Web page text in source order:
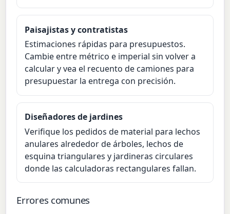
Paisajistas y contratistas
Estimaciones rápidas para presupuestos.
Cambie entre métrico e imperial sin volver a
calcular y vea el recuento de camiones para
presupuestar la entrega con precisión.
Diseñadores de jardines
Verifique los pedidos de material para lechos
anulares alrededor de árboles, lechos de
esquina triangulares y jardineras circulares
donde las calculadoras rectangulares fallan.
Errores comunes